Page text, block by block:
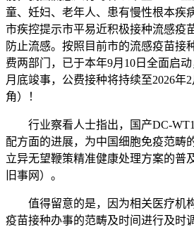
童、妊妇、老年人、患有慢性根本疾
市疾控提示市平易近积极接种流感疫
防止流感。按照目前市的流感疫苗接
费两部门，已于本年9月10日全面启动
月底竣事，公费接种将持续至2026年
角）！
行业察看人士指出，国产DC-WT1
配方面的进展，为中国细胞免疫范畴
立异无望鞭策精准健康处理方案的普
旧事网）。
值得留意的是，因为相关医疗机
疫苗接种办事的范畴及时间进行及时